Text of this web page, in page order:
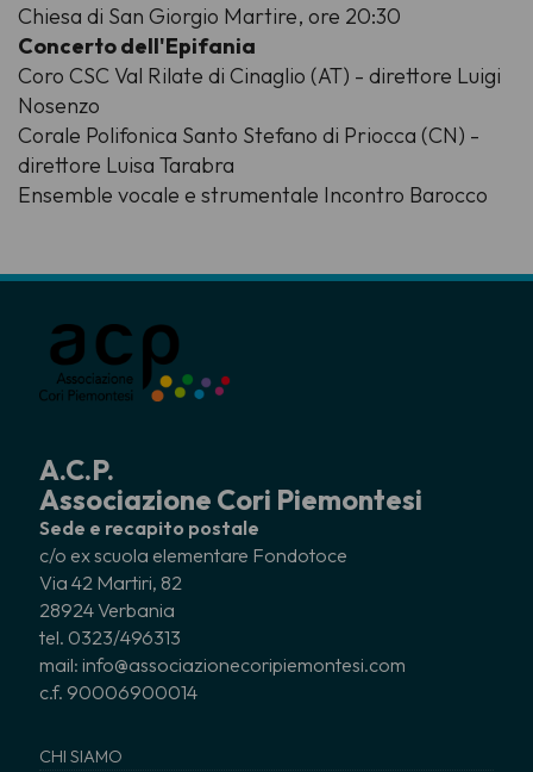
Chiesa di San Giorgio Martire, ore 20:30
Concerto dell'Epifania
Coro CSC Val Rilate di Cinaglio (AT) - direttore Luigi
Nosenzo
Corale Polifonica Santo Stefano di Priocca (CN) -
direttore Luisa Tarabra
Ensemble vocale e strumentale Incontro Barocco
A.C.P.
Associazione Cori Piemontesi
Sede e recapito postale
c/o ex scuola elementare Fondotoce
Via 42 Martiri, 82
28924 Verbania
tel. 0323/496313
mail: info@associazionecoripiemontesi.com
c.f. 90006900014
CHI SIAMO